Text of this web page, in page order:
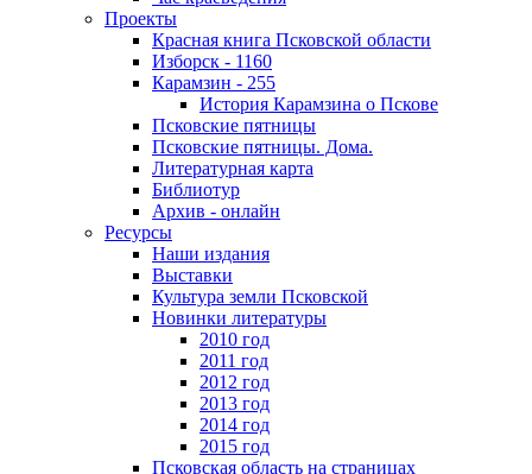
Проекты
Красная книга Псковской области
Изборск - 1160
Карамзин - 255
История Карамзина о Пскове
Псковские пятницы
Псковские пятницы. Дома.
Литературная карта
Библиотур
Архив - онлайн
Ресурсы
Наши издания
Выставки
Культура земли Псковской
Новинки литературы
2010 год
2011 год
2012 год
2013 год
2014 год
2015 год
Псковская область на страницах